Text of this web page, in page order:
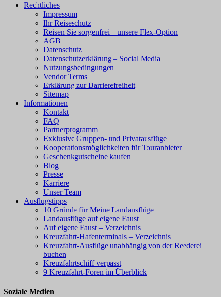
Rechtliches
Impressum
Ihr Reiseschutz
Reisen Sie sorgenfrei – unsere Flex-Option
AGB
Datenschutz
Datenschutzerklärung – Social Media
Nutzungsbedingungen
Vendor Terms
Erklärung zur Barrierefreiheit
Sitemap
Informationen
Kontakt
FAQ
Partnerprogramm
Exklusive Gruppen- und Privatausflüge
Kooperationsmöglichkeiten für Touranbieter
Geschenkgutscheine kaufen
Blog
Presse
Karriere
Unser Team
Ausflugstipps
10 Gründe für Meine Landausflüge
Landausflüge auf eigene Faust
Auf eigene Faust – Verzeichnis
Kreuzfahrt-Hafenterminals – Verzeichnis
Kreuzfahrt-Ausflüge unabhängig von der Reederei
buchen
Kreuzfahrtschiff verpasst
9 Kreuzfahrt-Foren im Überblick
Soziale Medien